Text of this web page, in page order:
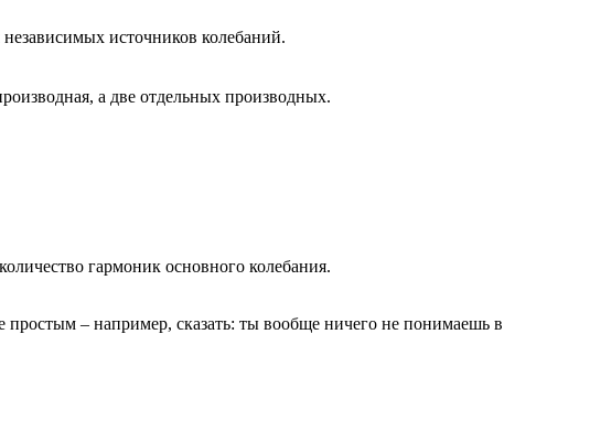
источников колебаний.
а две отдельных производных.
гармоник основного колебания.
– например, сказать: ты вообще ничего не понимаешь в